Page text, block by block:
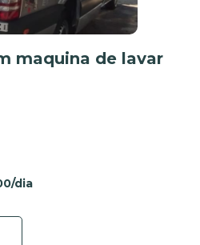
maquina de lavar
dia